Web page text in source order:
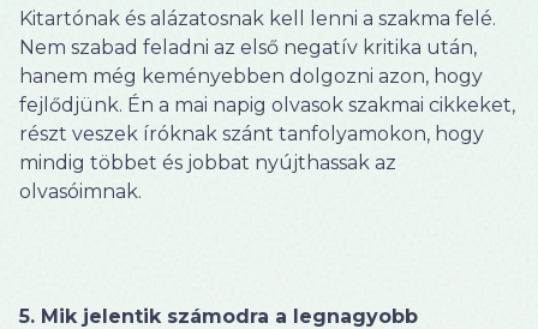
Kitartónak és alázatosnak kell lenni a szakma felé.
Nem szabad feladni az első negatív kritika után,
hanem még keményebben dolgozni azon, hogy
fejlődjünk. Én a mai napig olvasok szakmai cikkeket,
részt veszek íróknak szánt tanfolyamokon, hogy
mindig többet és jobbat nyújthassak az
olvasóimnak.
5. Mik jelentik számodra a legnagyobb